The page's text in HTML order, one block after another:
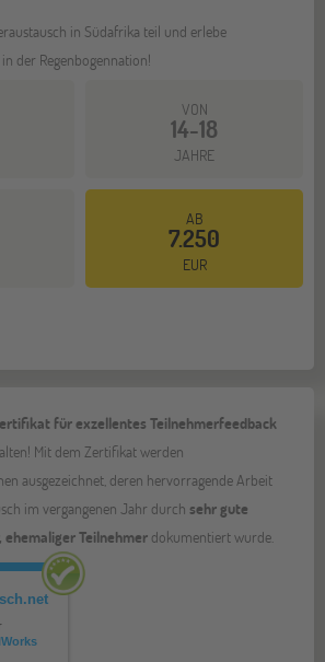
in Südafrika teil und erlebe
der Regenbogennation!
VON
14-18
JAHRE
AB
7.250
EUR
für exzellentes Teilnehmerfeedback
Mit dem Zertifikat werden
ausgezeichnet, deren hervorragende Arbeit
im vergangenen Jahr durchsehr gute
Teilnehmer dokumentiert wurde.